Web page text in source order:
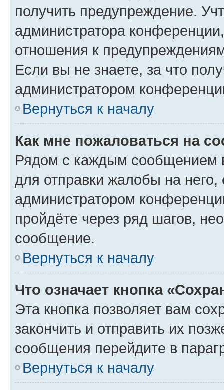
получить предупреждение.
администратора
отношения к
Если вы не знаете, за что
администратором
Вернуться к началу
Как мне пожаловаться на
Рядом с каждым сообщением
для отправки жалобы на
администратором
пройдёте через ряд шагов,
сообщение.
Вернуться к началу
Что означает кнопка
Эта кнопка позволяет вам
закончить и отправить их
сообщения перейдите в
Вернуться к началу